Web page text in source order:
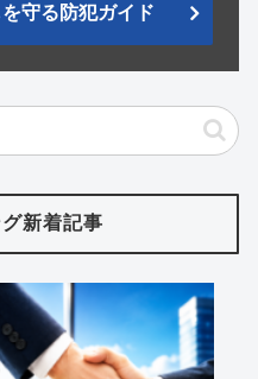
守る防犯ガイド
新着記事